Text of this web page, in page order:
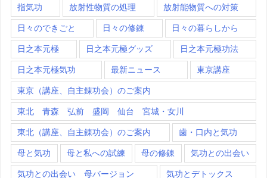
指気功 放射性物質の処理 放射能物質への対策
日々のできごと 日々の修錬 日々の暮らしから
日之本元極 日之本元極グッズ 日之本元極功法
日之本元極気功 最新ニュース 東京講座
東京（講座、自主錬功会）のご案内
東北 青森 弘前 盛岡 仙台 宮城・女川
東北（講座、自主錬功会）のご案内 歯・口内と気功
母と気功 母と私への試練 母の修錬 気功との出会い
気功との出会い 母バージョン 気功とデトックス